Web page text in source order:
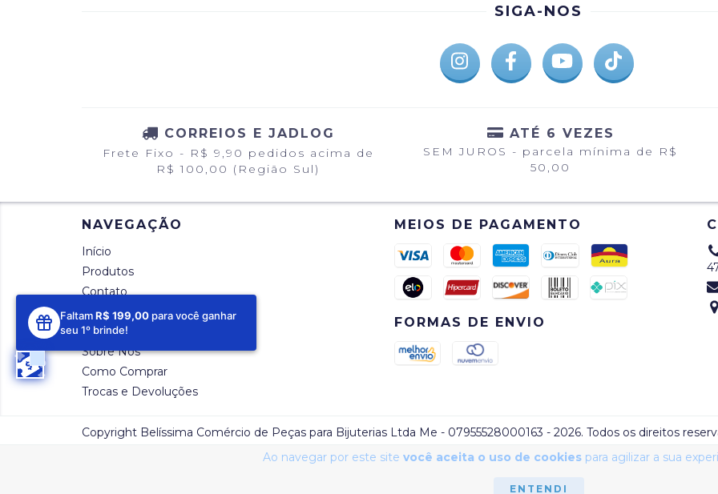
FaltamR$ 199,00 para você ganhar
seu 1º brinde!
Ao navegar por este site você aceita o uso de cookies para agilizar a sua
ENTENDI
SIGA-NOS
CORREIOS E JADLOG
Frete Fixo - R$ 9,90 pedidos acima de
R$ 100,00 (Região Sul)
ATÉ 6 VEZES
SEM JUROS - parcela mínima de R$
50,00
NAVEGAÇÃO
Início
Produtos
Contato
Blog
Prazos e Envios
Sobre Nós
Como Comprar
Trocas e Devoluções
MEIOS DE PAGAMENTO
FORMAS DE ENVIO
Copyright Belíssima Comércio de Peças para Bijuterias Ltda Me - 07955528000163 - 2026. Todos os direitos